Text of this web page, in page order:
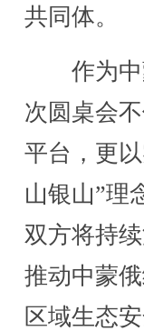
共同体。
作为中
次圆桌会
平台，更
山银山”理
双方将持
推动中蒙
区域生态